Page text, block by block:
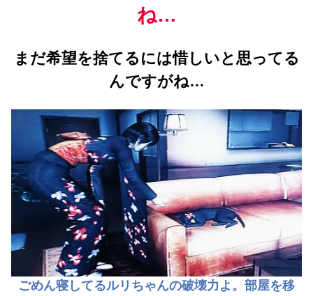
ね…
まだ希望を捨てるには惜しいと思ってる
んですがね…
ごめん寝してるルリちゃんの破壊力よ。部屋を移